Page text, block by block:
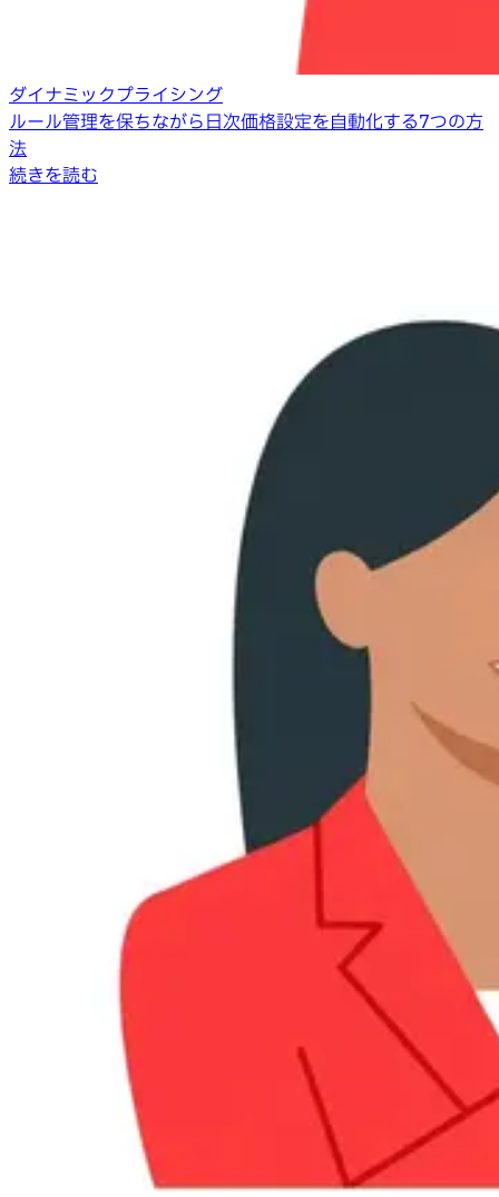
ダイナミックプライシング
ルール管理を保ちながら日次価格設定を自動化する7つの方
法
続きを読む